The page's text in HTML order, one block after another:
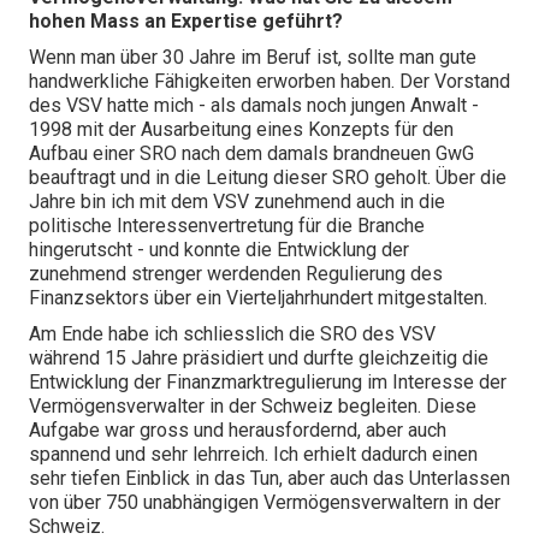
hohen Mass an Expertise geführt?
Wenn man über 30 Jahre im Beruf ist, sollte man gute
handwerkliche Fähigkeiten erworben haben. Der Vorstand
des VSV hatte mich - als damals noch jungen Anwalt -
1998 mit der Ausarbeitung eines Konzepts für den
Aufbau einer SRO nach dem damals brandneuen GwG
beauftragt und in die Leitung dieser SRO geholt. Über die
Jahre bin ich mit dem VSV zunehmend auch in die
politische Interessenvertretung für die Branche
hingerutscht - und konnte die Entwicklung der
zunehmend strenger werdenden Regulierung des
Finanzsektors über ein Vierteljahrhundert mitgestalten.
Am Ende habe ich schliesslich die SRO des VSV
während 15 Jahre präsidiert und durfte gleichzeitig die
Entwicklung der Finanzmarktregulierung im Interesse der
Vermögensverwalter in der Schweiz begleiten. Diese
Aufgabe war gross und herausfordernd, aber auch
spannend und sehr lehrreich. Ich erhielt dadurch einen
sehr tiefen Einblick in das Tun, aber auch das Unterlassen
von über 750 unabhängigen Vermögensverwaltern in der
Schweiz.